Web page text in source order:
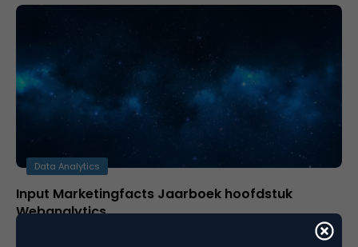
Data Analytics
Input Marketingfacts Jaarboek hoofdstuk
Webanalytics